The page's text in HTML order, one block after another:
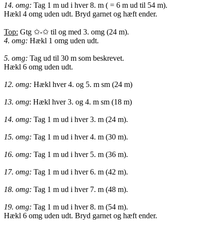
14. omg: Tag 1 m ud i hver 8. m ( = 6 m ud til 54 m).
Hækl 4 omg uden udt. Bryd garnet og hæft ender.
Top: Gtg ✩-✩ til og med 3. omg (24 m).
4. omg: Hækl 1 omg uden udt.
5. omg: Tag ud til 30 m som beskrevet.
Hækl 6 omg uden udt.
12. omg: Hækl hver 4. og 5. m sm (24 m)
13. omg: Hækl hver 3. og 4. m sm (18 m)
14. omg: Tag 1 m ud i hver 3. m (24 m).
15. omg: Tag 1 m ud i hver 4. m (30 m).
16. omg: Tag 1 m ud i hver 5. m (36 m).
17. omg: Tag 1 m ud i hver 6. m (42 m).
18. omg: Tag 1 m ud i hver 7. m (48 m).
19. omg: Tag 1 m ud i hver 8. m (54 m).
Hækl 6 omg uden udt. Bryd garnet og hæft ender.